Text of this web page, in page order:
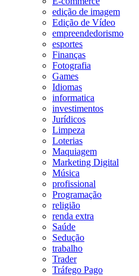
edição de imagem
Edição de Vídeo
empreendedorismo
esportes
Finanças
Fotografia
Games
Idiomas
informatica
investimentos
Jurídicos
Limpeza
Loterias
Maquiagem
Marketing Digital
Música
profissional
Programação
religião
renda extra
Saúde
Sedução
trabalho
Trader
Tráfego Pago